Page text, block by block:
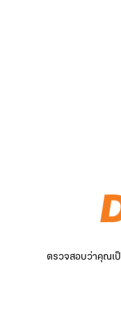
ตรวจสอบว่าคุณเ